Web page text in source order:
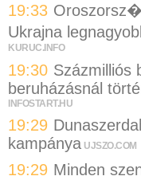
19:33
Ukrajna
KURUC.INFO
19:30 Százmilliós
beruházásnál
INFOSTART.HU
19:29
kampánya UJSZO.COM
19:29 Minden